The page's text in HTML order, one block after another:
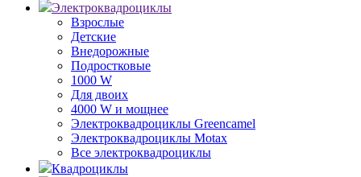
Электроквадроциклы
Взрослые
Детские
Внедорожные
Подростковые
1000 W
Для двоих
4000 W и мощнее
Электроквадроциклы Greencamel
Электроквадроциклы Motax
Все электроквадроциклы
Квадроциклы